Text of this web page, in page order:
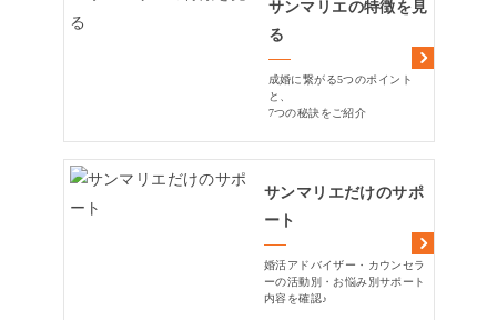
サンマリエの特徴を見
る
成婚に繋がる5つのポイント
と、
7つの秘訣をご紹介
サンマリエだけのサポ
ート
婚活アドバイザー・カウンセラ
ーの活動別・お悩み別サポート
内容を確認♪